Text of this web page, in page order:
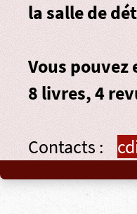
la salle de
Vous pouvez
8 livres, 4
Contacts :